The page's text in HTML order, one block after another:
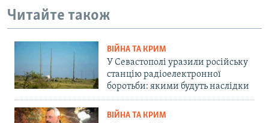
Читайте також
ВІЙНА ТА КРИМ
У Севастополі уразили російську
станцію радіоелектронної
боротьби: якими будуть наслідки
ВІЙНА ТА КРИМ